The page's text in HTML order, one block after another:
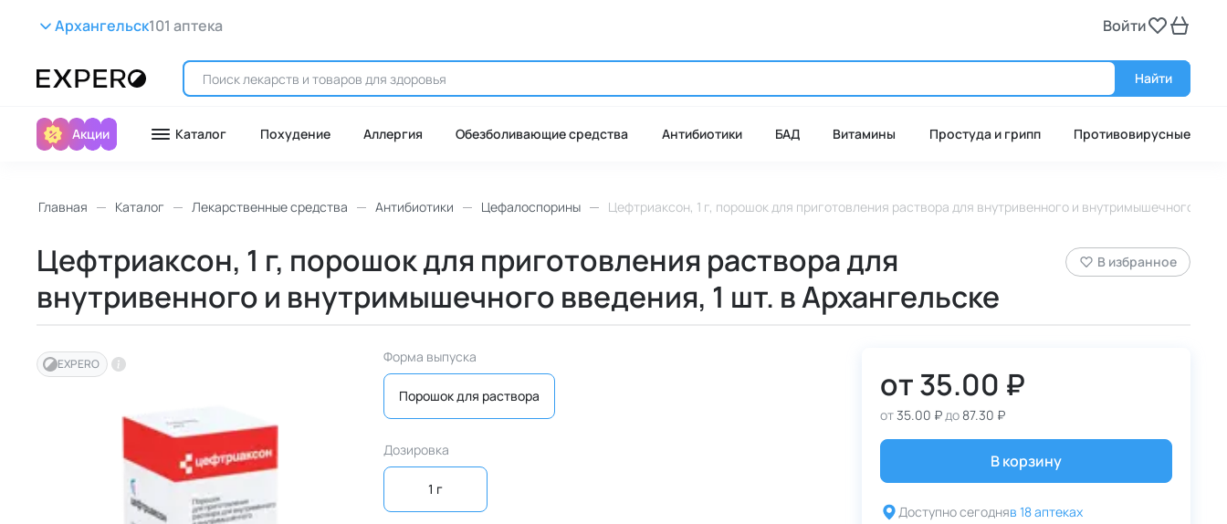
Архангельск101 аптека Войти
Найти
Акции Каталог Похудение Аллергия Обезболивающие средства Антибиотики БАД Витамины Простуда и грипп Противовирусные
Главная Каталог Лекарственные средства Антибиотики Цефалоспорины Цефтриаксон, 1 г, порошок для приготовления раствора для внутривенного и внутримышечного
Цефтриаксон, 1 г, порошок для приготовления раствора для
внутривенного и внутримышечного введения, 1 шт. в Архангельске
В избранное
EXPERO Форма выпуска
Порошок для раствора
Дозировка
1 г
от35.00 ₽
от35.00 ₽до 87.30 ₽
В корзину
Доступно сегодняв 18 аптеках